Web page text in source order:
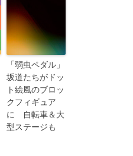
「弱虫ペダル」
坂道たちがドッ
ト絵風のブロッ
クフィギュア
に 自転車＆大
型ステージも